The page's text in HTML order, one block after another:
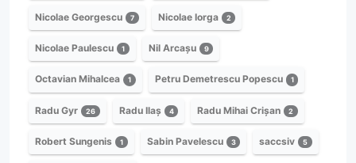
Nicolae Georgescu 7 Nicolae Iorga 2
Nicolae Paulescu 1 Nil Arcașu 9
Octavian Mihalcea 1 Petru Demetrescu Popescu 1
Radu Gyr 26 Radu Ilaș 4 Radu Mihai Crișan 2
Robert Sungenis 1 Sabin Pavelescu 3 saccsiv 5